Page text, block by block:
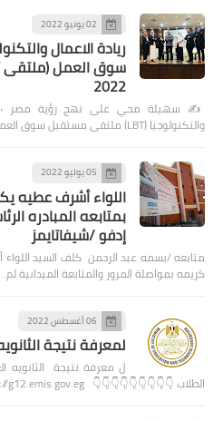
02 يونيو 2022
ريادة الاعمال
سوق العمل (ملتقى
2022
والتكنولوجيا (LBT) ملتقى مستقبل سوق العمل (ملت…
05 يوليو 2022
اللواء أشرف عطيه
بمتابعه المبادره
إدفو /شيفاتايمز
متابعه /بسمه عبد الرحمن كلف السيد
كريمه بمواصلة المرور والمتابعة الميدانية لم…
06 أغسطس 2022
لمعرفة نتيجة الثانويه العامه
الطلاب 👇👇👇👇👇👇👇👇👇 https://g12.emis.gov.eg/ وال…